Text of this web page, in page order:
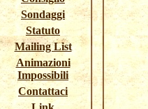
Sondaggi
Statuto
Mailing List
Animazioni
Impossibili
Contattaci